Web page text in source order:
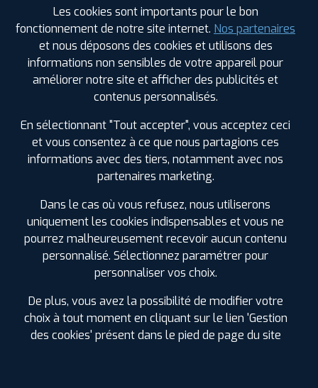
2
PROFIL PLUSBLAGNAC
6 RUE DES ORFEVRES31700 BLAGNAC
0561304488
LES GARAGES PROFIL PLUS
Aucamville (31)
Aussonne (31)
Balma (31)
Beauzelle (31)
Blagnac (31)
Castanet-Tolosan (31)
Colomiers (31)
Les cookies sont importants pour le bon
fonctionnement de notre site internet. Nos partenaires
et nous déposons des cookies et utilisons des
informations non sensibles de votre appareil pour
améliorer notre site et afficher des publicités et
contenus personnalisés.
En sélectionnant "Tout accepter", vous acceptez ceci
et vous consentez à ce que nous partagions ces
informations avec des tiers, notamment avec nos
partenaires marketing.
Dans le cas où vous refusez, nous utiliserons
uniquement les cookies indispensables et vous ne
pourrez malheureusement recevoir aucun contenu
personnalisé. Sélectionnez paramétrer pour
personnaliser vos choix.
De plus, vous avez la possibilité de modifier votre
choix à tout moment en cliquant sur le lien 'Gestion
des cookies' présent dans le pied de page du site